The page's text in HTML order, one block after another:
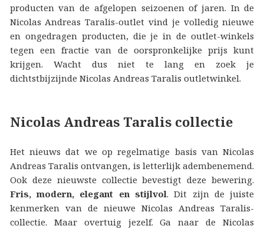
producten van de afgelopen seizoenen of jaren. In de
Nicolas Andreas Taralis-outlet vind je volledig nieuwe
en ongedragen producten, die je in de outlet-winkels
tegen een fractie van de oorspronkelijke prijs kunt
krijgen. Wacht dus niet te lang en zoek je
dichtstbijzijnde Nicolas Andreas Taralis outletwinkel.
Nicolas Andreas Taralis collectie
Het nieuws dat we op regelmatige basis van Nicolas
Andreas Taralis ontvangen, is letterlijk adembenemend.
Ook deze nieuwste collectie bevestigt deze bewering.
Fris, modern, elegant en stijlvol. Dit zijn de juiste
kenmerken van de nieuwe Nicolas Andreas Taralis-
collectie. Maar overtuig jezelf. Ga naar de Nicolas